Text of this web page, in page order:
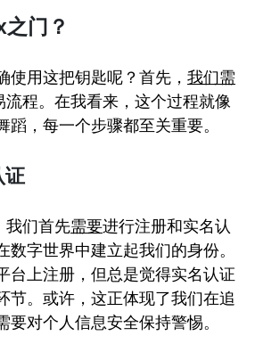
门？
使用这把钥匙呢？首先， 我们需
流程。在我看来，这个过程就像
蹈，每一个步骤都至关重要。
证
我们首先需要进行注册和实名认
数字世界中建立起我们的身份。
台上注册，但总是觉得实名认证
节。或许，这正体现了我们在追
要对个人信息安全保持警惕。